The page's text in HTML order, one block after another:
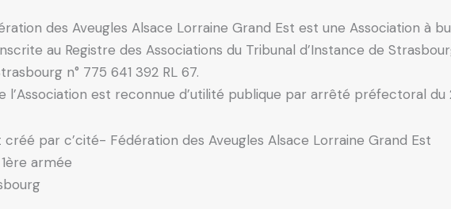
des Aveugles Alsace Lorraine Grand Est est une Association à
au Registre des Associations du Tribunal d’Instance de
n° 775 641 392 RL 67.
l’Association est reconnue d’utilité publique par arrêté préfectoral
par c’cité- Fédération des Aveugles Alsace Lorraine Grand Est
armée